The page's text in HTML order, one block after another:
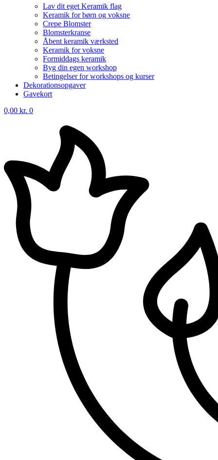
Lav dit eget Keramik flag
Keramik for børn og voksne
Crepe Blomster
Blomsterkranse
Åbent keramik værksted
Keramik for voksne
Formiddags keramik
Byg din egen workshop
Betingelser for workshops og kurser
Dekorationsopgaver
Gavekort
0,00 kr. 0